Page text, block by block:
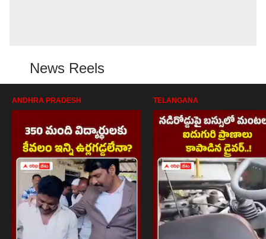
News Reels
ANDHRA PRADESH TELANGANA